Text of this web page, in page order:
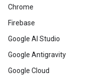
Chrome
Firebase
Google AI Studio
Google Antigravity
Google Cloud